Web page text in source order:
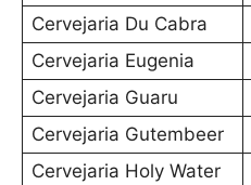
Cervejaria Du Cabra
Cervejaria Eugenia
Cervejaria Guaru
Cervejaria Gutembeer
Cervejaria Holy Water